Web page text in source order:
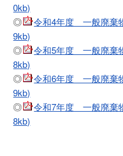
0kb)
◎
令和4年度 一般廃棄
9kb)
◎
令和5年度 一般廃棄
8kb)
◎
令和6年度 一般廃棄
9kb)
◎
令和7年度 一般廃棄
8kb)